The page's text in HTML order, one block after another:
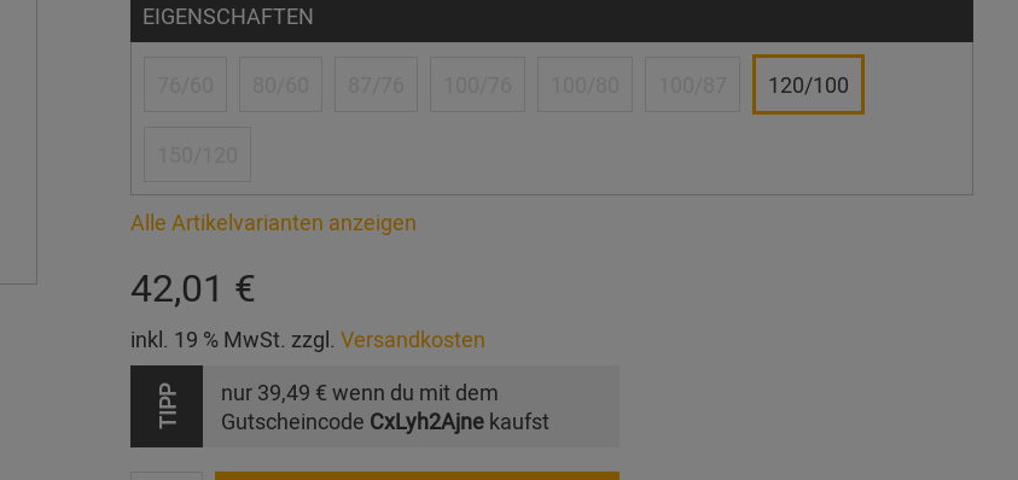
EIGENSCHAFTEN
120/100
Alle Artikelvarianten anzeigen
42,01 €
inkl. 19 % MwSt. zzgl. Versandkosten
TIPP nur 39,49 € wenn du mit dem
Gutscheincode CxLyh2Ajnekaufst